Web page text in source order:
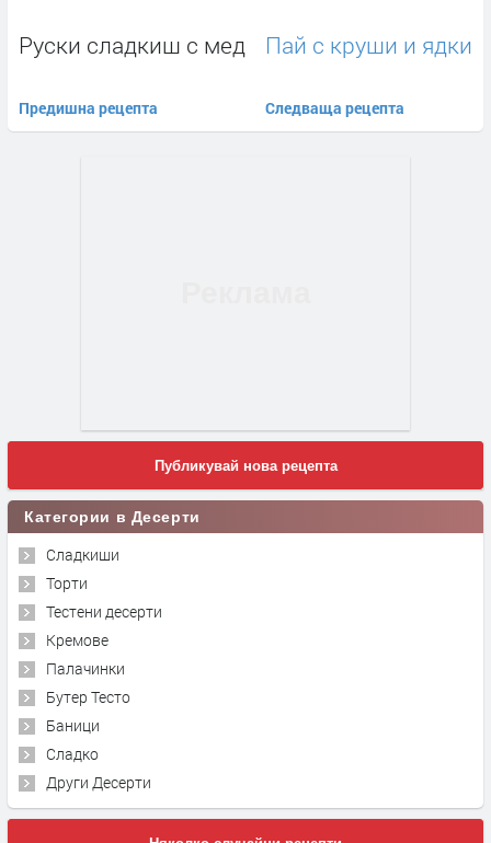
Руски сладкиш с мед
Предишна рецепта
Пай с круши и ядки
Следваща рецепта
Публикувай нова рецепта
Категории в Десерти
Сладкиши
Торти
Тестени десерти
Кремове
Палачинки
Бутер Тесто
Баници
Сладко
Други Десерти